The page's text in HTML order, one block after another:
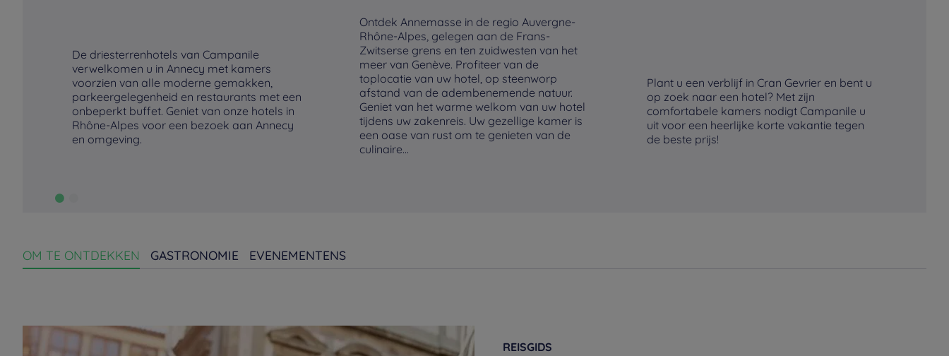
De driesterrenhotels van Campanile
verwelkomen u in Annecy met kamers
voorzien van alle moderne gemakken,
parkeergelegenheid en restaurants met een
onbeperkt buffet. Geniet van onze hotels in
Rhône-Alpes voor een bezoek aan Annecy
en omgeving.
Ontdek Annemasse in de regio Auvergne-
Rhône-Alpes, gelegen aan de Frans-
Zwitserse grens en ten zuidwesten van het
meer van Genève. Profiteer van de
toplocatie van uw hotel, op steenworp
afstand van de adembenemende natuur.
Geniet van het warme welkom van uw hotel
tijdens uw zakenreis. Uw gezellige kamer is
een oase van rust om te genieten van de
culinaire...
Plant u een verblijf in Cran Gevrier en bent u
op zoek naar een hotel? Met zijn
comfortabele kamers nodigt Campanile u
uit voor een heerlijke korte vakantie tegen
de beste prijs!
OM TE ONTDEKKEN GASTRONOMIE EVENEMENTENS
REISGIDS